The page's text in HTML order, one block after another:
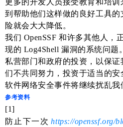
更多的开发人员接受教育和培
到帮助他们这样做的良好工具
险就会大大降低。
我们 OpenSSF 和许多其他人，
现的 Log4Shell 漏洞的系统问题
私营部门和政府的投资，以保
们不共同努力，投资于适当的
软件网络安全事件将继续扰乱我
参考资料
[1]
防止下一次 https://openssf.org/